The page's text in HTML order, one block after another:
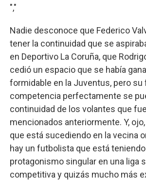
","
Nadie desconoce que Federico
tener la continuidad que se
en Deportivo La Coruña, que
cedió un espacio que se había
formidable en la Juventus, pero su
competencia perfectamente se
continuidad de los volantes que
mencionados anteriormente. Y,
que está sucediendo en la vecina
hay un futbolista que está
protagonismo singular en una liga
competitiva y quizás mucho más